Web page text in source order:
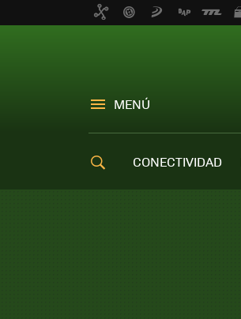
MENÚ
CONECTIVIDAD